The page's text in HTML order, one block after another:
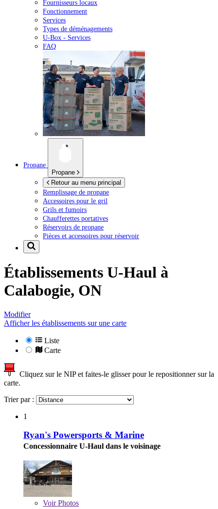
Fournisseurs locaux
Fonctionnement
Services
Types de déménagements
U-Box - Services
FAQ
Propane
Propane
Retour au menu principal
Remplissage de propane
Accessoires pour le gril
Grils et fumoirs
Chaufferettes portatives
Réservoirs de propane
Pièces et accessoires pour réservoir
Établissements U-Haul à
Calabogie, ON
Modifier
Afficher les établissements sur une carte
Liste
Carte
Cliquez sur le NIP et faites-le glisser pour le repositionner sur la
carte.
Trier par :
1
Ryan's Powersports & Marine
Concessionnaire U-Haul dans le voisinage
VoirPhotos